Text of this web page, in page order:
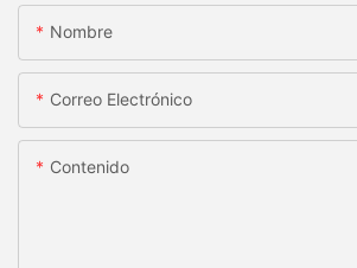
Nombre
Correo Electrónico
Contenido